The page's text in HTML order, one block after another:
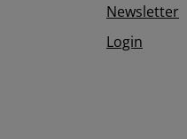
Newsletter
Login